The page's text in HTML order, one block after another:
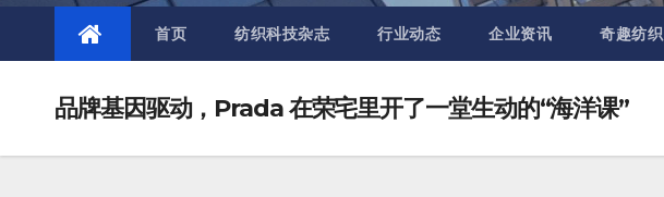
首页 纺织科技杂志 行业动态 企业资讯 奇趣纺织
品牌基因驱动，Prada 在荣宅里开了一堂生动的“海洋课”